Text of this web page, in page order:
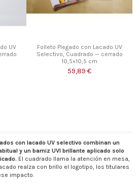
UV
Folleto Plegado con Lacado UV
Selectivo, Cuadrado — cerrado
10,5×10,5 cm
59,89 €
con lacado UV selectivo combinan un
y un barniz UVI brillante aplicado solo
El cuadrado llama la atención en mesa,
realza con brillo el logotipo, los titulares
impacto.